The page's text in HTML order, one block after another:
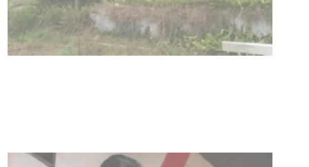
Turismo accesible para personas
con discapacidad y adultos
mayores